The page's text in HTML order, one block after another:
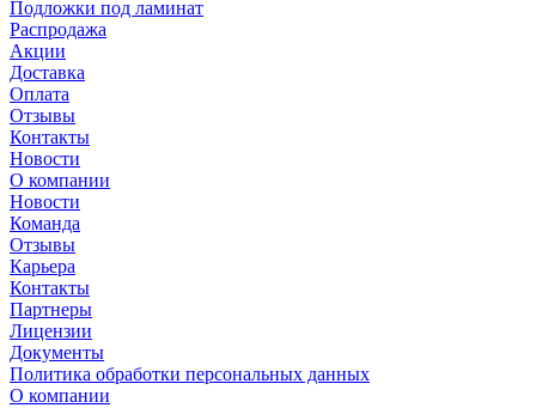
Подложки под ламинат
Распродажа
Акции
Доставка
Оплата
Отзывы
Контакты
Новости
О компании
Новости
Команда
Отзывы
Карьера
Контакты
Партнеры
Лицензии
Документы
Политика обработки персональных данных
О компании